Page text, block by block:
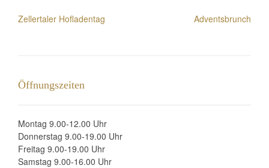
Post
Zellertaler Hofladentag Adventsbrunch
Öffnungszeiten
Montag 9.00-12.00 Uhr
Donnerstag 9.00-19.00 Uhr
Freitag 9.00-19.00 Uhr
Samstag 9.00-16.00 Uhr